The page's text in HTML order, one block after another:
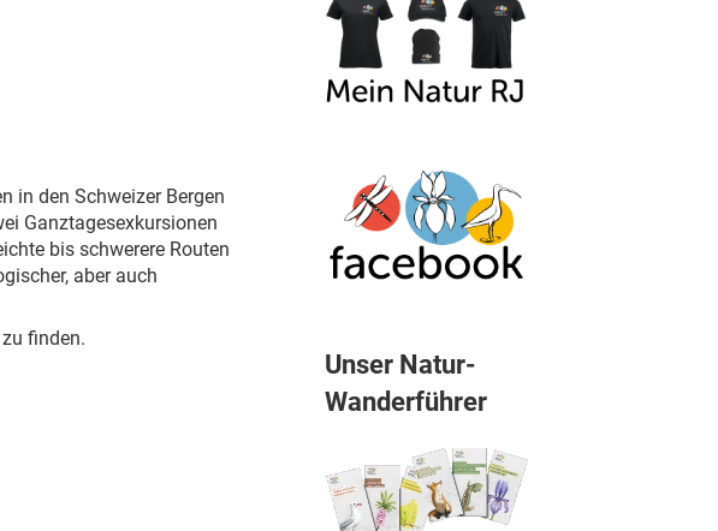
in den Schweizer Bergen
Ganztagesexkursionen
bis schwerere Routen
aber auch
zu finden.
Unser Natur-
Wanderführer